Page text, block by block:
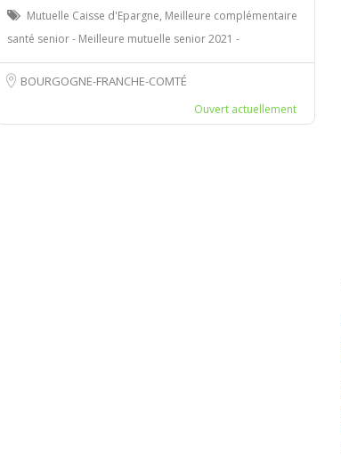
Mutuelle Caisse d'Epargne, Meilleure complémentaire
santé senior - Meilleure mutuelle senior 2021 -
BOURGOGNE-FRANCHE-COMTÉ
Ouvert actuellement